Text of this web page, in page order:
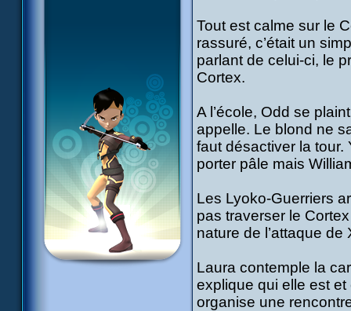
Tout est calme sur le
rassuré, c’était un
parlant de celui-ci, le
Cortex.
A l’école, Odd se
appelle. Le blond ne
faut désactiver la
porter pâle mais
Les Lyoko-Guerriers
pas traverser le
nature de l’attaque
Laura contemple la
explique qui elle est et
organise une